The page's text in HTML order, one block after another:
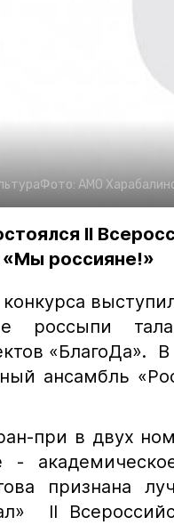
Фото: АМО
II
«Мы россияне!»
россыпи
«БлагоДа».
ансамбль
при в двух
-
признана
II